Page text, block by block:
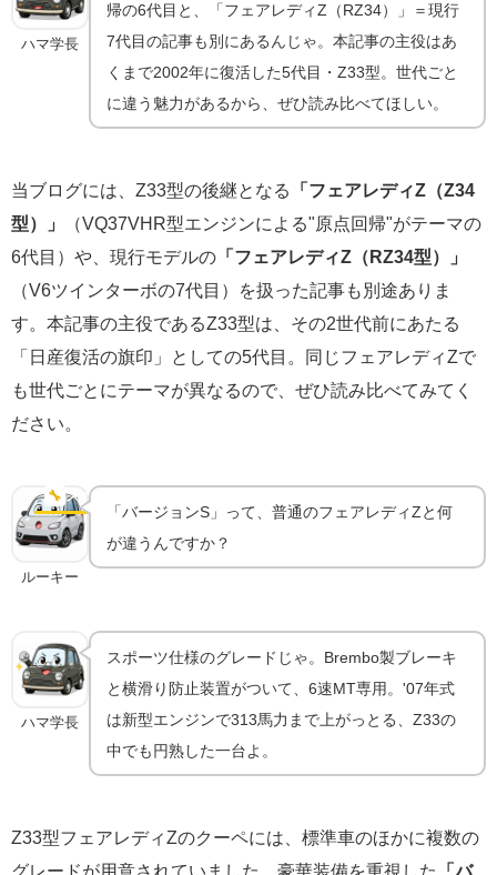
ハマ学長
帰の6代目と、「フェアレディZ（RZ34）」＝現行
7代目の記事も別にあるんじゃ。本記事の主役はあ
くまで2002年に復活した5代目・Z33型。世代ごと
に違う魅力があるから、ぜひ読み比べてほしい。
当ブログには、Z33型の後継となる
「フェアレディZ（Z34
型）」
（VQ37VHR型エンジンによる"原点回帰"がテーマの
6代目）や、現行モデルの 「フェアレディZ（RZ34型）」
（V6ツインターボの7代目）を扱った記事も別途ありま
す。本記事の主役であるZ33型は、その2世代前にあたる
「日産復活の旗印」としての5代目。同じフェアレディZで
も世代ごとにテーマが異なるので、ぜひ読み比べてみてく
ださい。
🔧 スペック
ルーキー
「バージョンS」って、普通のフェアレディZと何
が違うんですか？
ハマ学長
スポーツ仕様のグレードじゃ。Brembo製ブレーキ
と横滑り防止装置がついて、6速MT専用。'07年式
は新型エンジンで313馬力まで上がっとる、Z33の
中でも円熟した一台よ。
Z33型フェアレディZのクーペには、標準車のほかに複数の
グレードが用意されていました。豪華装備を重視した
「バ